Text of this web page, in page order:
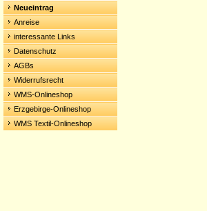
Neueintrag
Anreise
interessante Links
Datenschutz
AGBs
Widerrufsrecht
WMS-Onlineshop
Erzgebirge-Onlineshop
WMS Textil-Onlineshop